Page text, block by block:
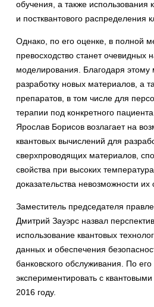
обучения, а также использования
и постквантового распределения
Однако, по его оценке, в полной
превосходство станет очевидных
моделирования. Благодаря этому
разработку новых материалов, а
препаратов, в том числе для
терапии под конкретного
Ярослав Борисов возлагает на
квантовых вычислений для
сверхпроводящих материалов,
свойства при высоких
доказательства невозможности их
Заместитель председателя
Дмитрий Зауэрс назвал
использование квантовых
данных и обеспечения
банковского обслуживания. По
экспериментировать с
2016 году.